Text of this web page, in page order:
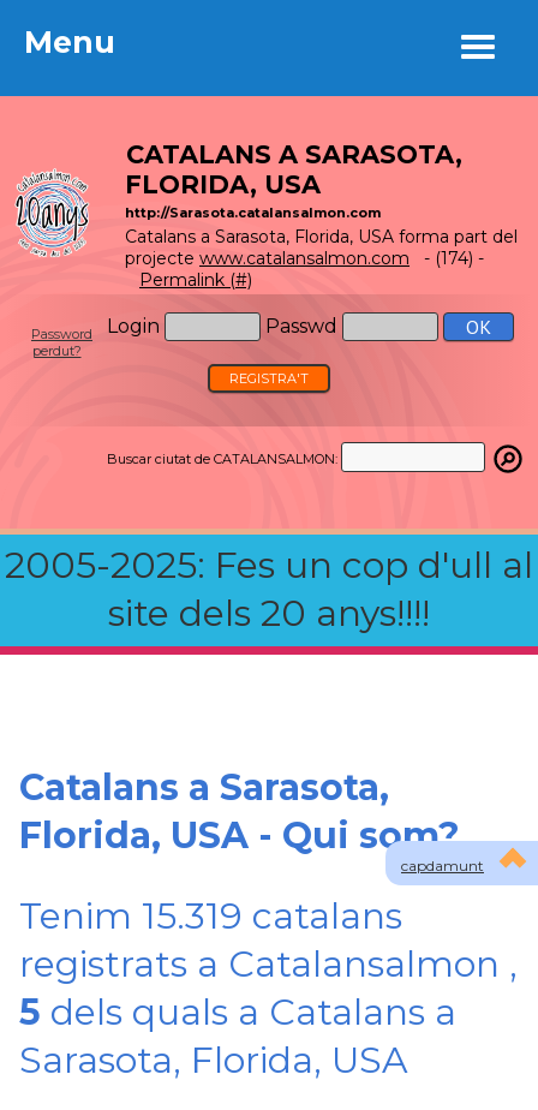
Menu
CATALANS A SARASOTA,
FLORIDA, USA
http://Sarasota.catalansalmon.com
Catalans a Sarasota, Florida, USA forma part del
projecte www.catalansalmon.com - (174) -
Permalink (#)
Login Passwd
Password
perdut?
REGISTRA'T
Buscar ciutat de CATALANSALMON:
2005-2025: Fes un cop d'ull al
site dels 20 anys!!!!
Menu
capdamunt
Catalans a Sarasota,
Florida, USA - Qui som?
Tenim 15.319 catalans
registrats a Catalansalmon ,
5 dels quals a Catalans a
Sarasota, Florida, USA